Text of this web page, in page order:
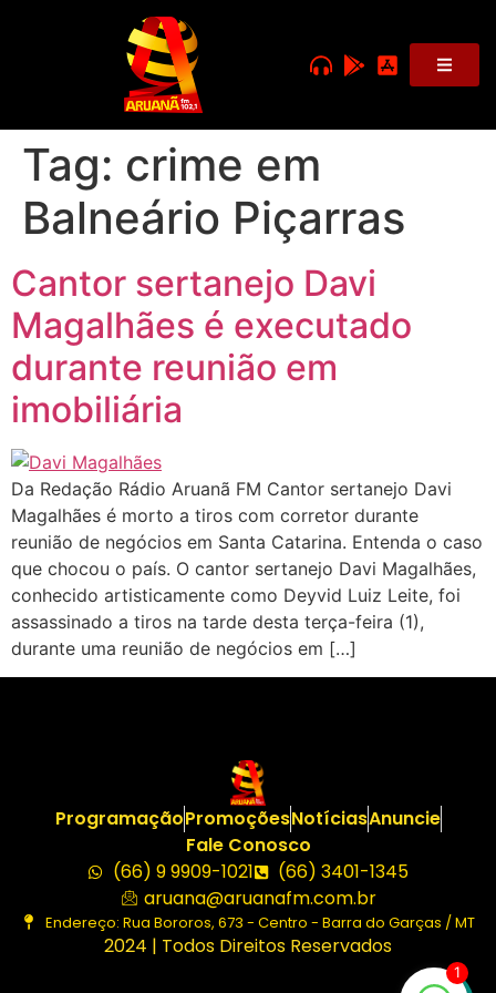
Tag: crime em
Balneário Piçarras
Cantor sertanejo Davi
Magalhães é executado
durante reunião em
imobiliária
Da Redação Rádio Aruanã FM Cantor sertanejo Davi
Magalhães é morto a tiros com corretor durante
reunião de negócios em Santa Catarina. Entenda o caso
que chocou o país. O cantor sertanejo Davi Magalhães,
conhecido artisticamente como Deyvid Luiz Leite, foi
assassinado a tiros na tarde desta terça-feira (1),
durante uma reunião de negócios em […]
ProgramaçãoPromoçõesNotíciasAnuncie
Fale Conosco
(66) 9 9909-1021
(66) 3401-1345
aruana@aruanafm.com.br
Endereço: Rua Bororos, 673 - Centro - Barra do Garças / MT
2024 | Todos Direitos Reservados
1